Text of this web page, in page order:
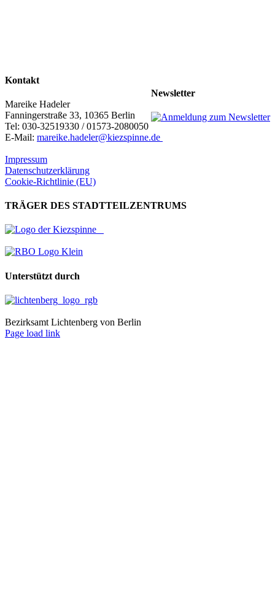
Newsletter
Kontakt
Mareike Hadeler
Fanningerstraße 33, 10365 Berlin
Tel: 030-32519330 / 01573-2080050
E-Mail: mareike.hadeler@kiezspinne.de
Impressum
Datenschutzerklärung
Cookie-Richtlinie (EU)
TRÄGER DES STADTTEILZENTRUMS
Unterstützt durch
Bezirksamt Lichtenberg von Berlin
Page load link